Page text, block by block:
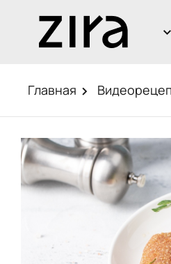
Главная